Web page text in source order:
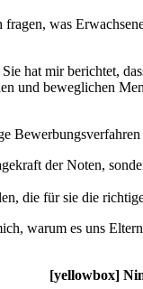
was
hat mir berichtet,
beweglichen
der Noten,
die für sie die
warum es uns
[yellowbox]